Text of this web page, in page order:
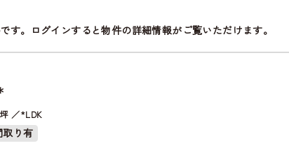
す。ログインすると物件の詳細情報がご覧いただけます。
*LDK
取り有